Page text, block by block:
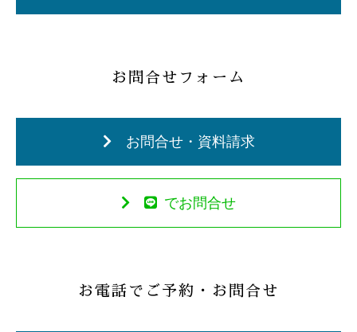
お問合せフォーム
お問合せ・資料請求
でお問合せ
お電話でご予約・お問合せ